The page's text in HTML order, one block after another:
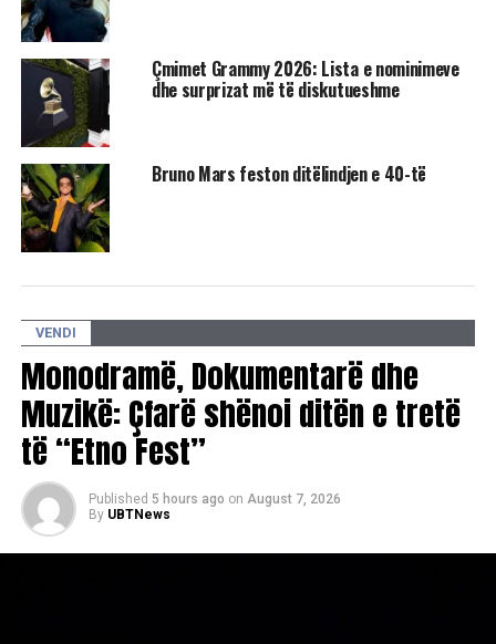
DON'T MISS
Vdes aktori i mirënjohur Xhevat Qorraj
Çmimet Grammy 2026: Lista e nominimeve
dhe surprizat më të diskutueshme
Bruno Mars feston ditëlindjen e 40-të
VENDI
Monodramë, Dokumentarë dhe
Muzikë: Çfarë shënoi ditën e tretë
të “Etno Fest”
Published 5 hours ago on August 7, 2026
By UBTNews